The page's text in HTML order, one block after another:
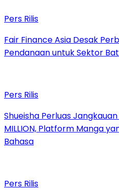
Pers Rilis
Fair Finance Asia Desak
Pendanaan untuk Sektor
Pers Rilis
Shueisha Perluas
MILLION, Platform Manga
Bahasa
Pers Rilis